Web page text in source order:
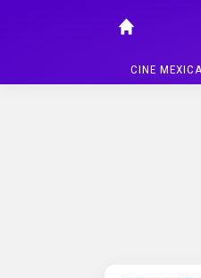
CINE